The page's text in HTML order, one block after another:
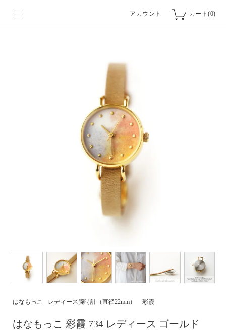
アカウント カート(0)
はなもっこ レディース腕時計（直径22mm） 彩霞
はなもっこ 彩霞 734 レディース ゴールド